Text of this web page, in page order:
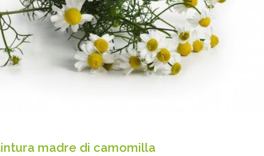
madre di camomilla